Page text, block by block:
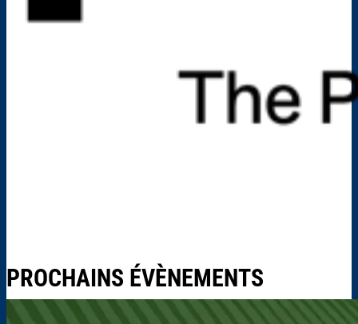
PROCHAINS ÉVÈNEMENTS